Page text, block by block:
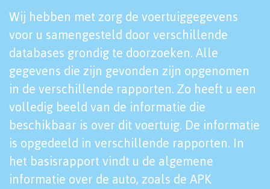
Wij hebben met zorg de voertuiggegevens
voor u samengesteld door verschillende
databases grondig te doorzoeken. Alle
gegevens die zijn gevonden zijn opgenomen
in de verschillende rapporten. Zo heeft u een
volledig beeld van de informatie die
beschikbaar is over dit voertuig. De informatie
is opgedeeld in verschillende rapporten. In
het basisrapport vindt u de algemene
informatie over de auto, zoals de APK